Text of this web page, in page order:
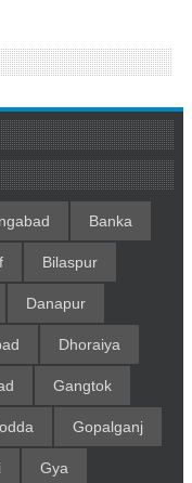
Banka
Bilaspur
Danapur
Dhoraiya
Gangtok
Gopalganj
Gya